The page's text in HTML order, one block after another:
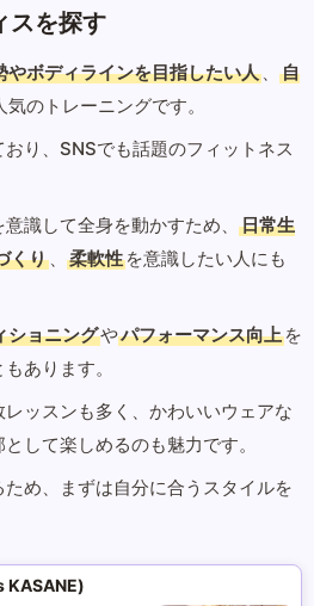
スを探す
やボディラインを目指したい人 、
自
気のトレーニングです。
り、SNSでも話題のフィットネス
識して全身を動かすため、
日常生
くり 、 柔軟性 を意識したい人にも
ショニングやパフォーマンス向上 を
あります。
ッスンも多く、かわいいウェアな
して楽しめるのも魅力です。
め、まずは自分に合うスタイルを
KASANE)